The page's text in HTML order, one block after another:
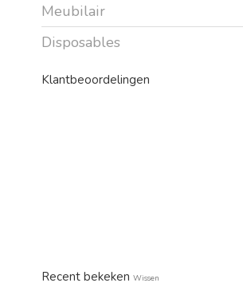
Meubilair
Disposables
Klantbeoordelingen
Recent bekeken Wissen